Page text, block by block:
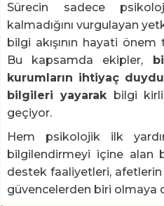
Sürecin sadece
kalmadığını vurgulayan
bilgi akışının hayati önem
Bu kapsamda ekipler,
kurumların ihtiyaç
bilgileri yayarakbilgi
geçiyor.
Hem psikolojik ilk
bilgilendirmeyi içine alan
destek faaliyetleri,
güvencelerden biri olmaya